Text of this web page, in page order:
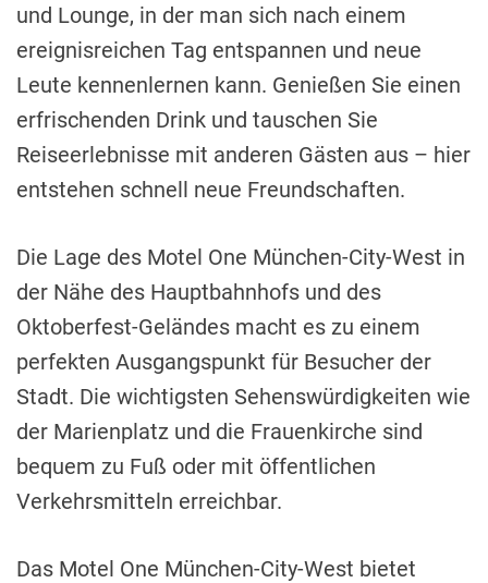
und Lounge, in der man sich nach einem
ereignisreichen Tag entspannen und neue
Leute kennenlernen kann. Genießen Sie einen
erfrischenden Drink und tauschen Sie
Reiseerlebnisse mit anderen Gästen aus – hier
entstehen schnell neue Freundschaften.
Die Lage des Motel One München-City-West in
der Nähe des Hauptbahnhofs und des
Oktoberfest-Geländes macht es zu einem
perfekten Ausgangspunkt für Besucher der
Stadt. Die wichtigsten Sehenswürdigkeiten wie
der Marienplatz und die Frauenkirche sind
bequem zu Fuß oder mit öffentlichen
Verkehrsmitteln erreichbar.
Das Motel One München-City-West bietet